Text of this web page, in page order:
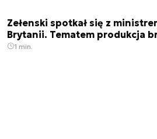
Zełenski spotkał się z
Brytanii. Tematem produkcja
1 min.